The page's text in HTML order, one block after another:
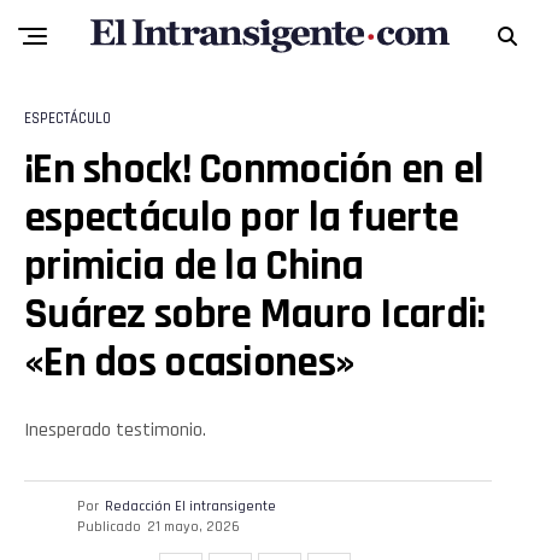
ESPECTÁCULO
¡En shock! Conmoción en el
espectáculo por la fuerte
primicia de la China
Suárez sobre Mauro Icardi:
«En dos ocasiones»
Inesperado testimonio.
Por Redacción El intransigente
Publicado 21 mayo, 2026
Pinterest
Whatsapp
Email